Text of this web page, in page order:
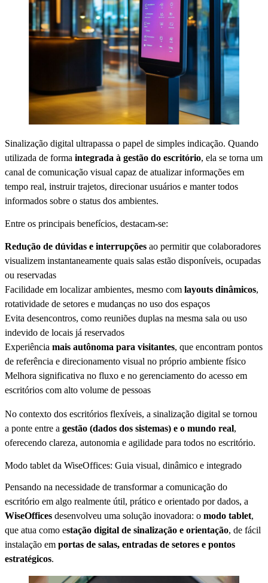
Sinalização digital ultrapassa o papel de simples indicação. Quando
utilizada de forma integrada à gestão do escritório, ela se torna um
canal de comunicação visual capaz de atualizar informações em
tempo real, instruir trajetos, direcionar usuários e manter todos
informados sobre o status dos ambientes.
Entre os principais benefícios, destacam-se:
Redução de dúvidas e interrupções ao permitir que colaboradores
visualizem instantaneamente quais salas estão disponíveis, ocupadas
ou reservadas
Facilidade em localizar ambientes, mesmo com layouts dinâmicos,
rotatividade de setores e mudanças no uso dos espaços
Evita desencontros, como reuniões duplas na mesma sala ou uso
indevido de locais já reservados
Experiência mais autônoma para visitantes, que encontram pontos
de referência e direcionamento visual no próprio ambiente físico
Melhora significativa no fluxo e no gerenciamento do acesso em
escritórios com alto volume de pessoas
No contexto dos escritórios flexíveis, a sinalização digital se tornou
a ponte entre a gestão (dados dos sistemas) e o mundo real,
oferecendo clareza, autonomia e agilidade para todos no escritório.
Modo tablet da WiseOffices: Guia visual, dinâmico e integrado
Pensando na necessidade de transformar a comunicação do
escritório em algo realmente útil, prático e orientado por dados, a
WiseOffices desenvolveu uma solução inovadora: o modo tablet,
que atua como estação digital de sinalização e orientação, de fácil
instalação em portas de salas, entradas de setores e pontos
estratégicos.